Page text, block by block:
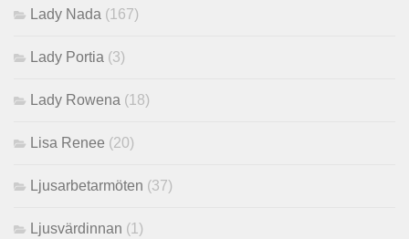
Lady Nada (167)
Lady Portia (3)
Lady Rowena (18)
Lisa Renee (20)
Ljusarbetarmöten (37)
Ljusvärdinnan (1)